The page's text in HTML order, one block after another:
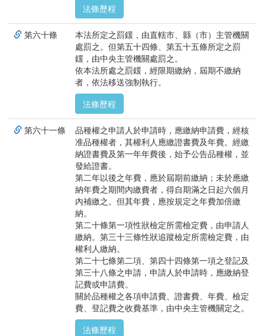
法條歷程
第六十條
本法所定之罰鍰，由直轄市、縣（市）主管機關
處罰之。但第五十四條、第五十五條所定之罰
鍰，由中央主管機關處罰之。
依本法所處之罰鍰，經限期繳納，屆期不繳納
者，依法移送強制執行。
法條歷程
第六十一條
品種權之申請人於申請時，應繳納申請費，經核
准品種權者，其權利人應繳證書費及年費。經繳
納證書費及第一年年費後，始予公告品種權，並
發給證書。
第二年以後之年費，應於屆期前繳納；未於應繳
納年費之期間內繳費者，得自期滿之日起六個月
內補繳之。但其年費，應按規定之年費加倍繳
納。
第二十條第一項性狀檢定所需檢定費，由申請人
繳納。第三十三條性狀追蹤檢定所需檢定費，由
權利人繳納。
第二十七條第二項、第四十四條第一項之登記及
第三十八條之申請，申請人於申請時，應繳納登
記費或申請費。
關於品種權之各項申請費、證書費、年費、檢定
費、登記費之收費基準，由中央主管機關定之。
法條歷程